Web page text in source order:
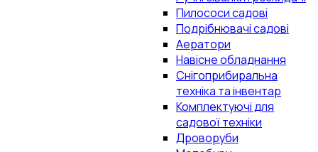
Пилососи садові
Подрібнювачі садові
Аератори
Навісне обладнання
Снігоприбиральна
техніка та інвентар
Комплектуючі для
садової техніки
Дроворуби